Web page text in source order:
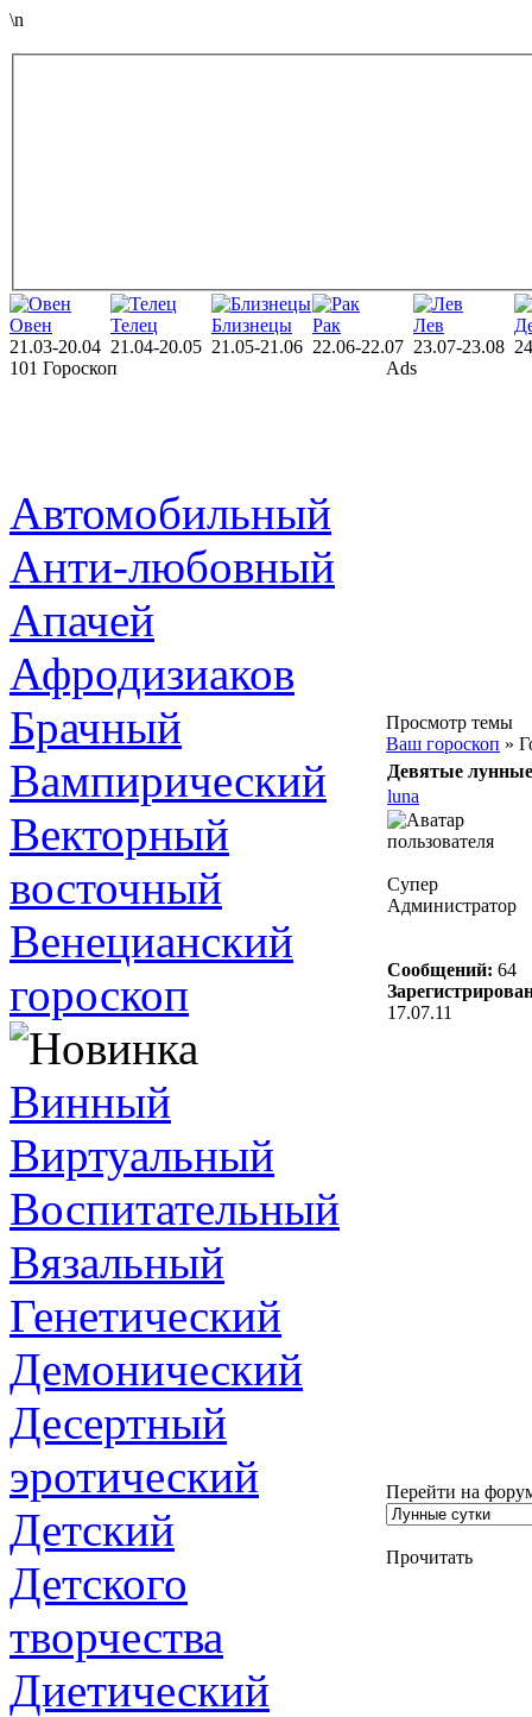
\n
Овен
21.03-20.04
Телец
21.04-20.05
Близнецы
21.05-21.06
Рак
22.06-22.07
Лев
23.07-23.08
101 Гороскоп
Автомобильный
Анти-любовный
Апачей
Афродизиаков
Брачный
Вампирический
Векторный
восточный
Венецианский
гороскоп
Винный
Виртуальный
Воспитательный
Вязальный
Генетический
Демонический
Десертный
эротический
Детский
Детского
творчества
Диетический
Ads
Просмотр темы
Ваш гороскоп »
Девятые
luna
Супер
Администратор
Сообщений: 64
17.07.11
Перейти на
Прочитать